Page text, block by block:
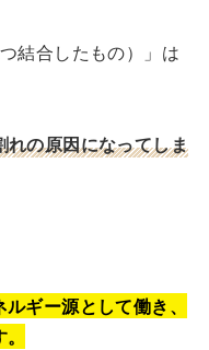
結合したもの）」は
れの原因になってしま
ギー源として働き、